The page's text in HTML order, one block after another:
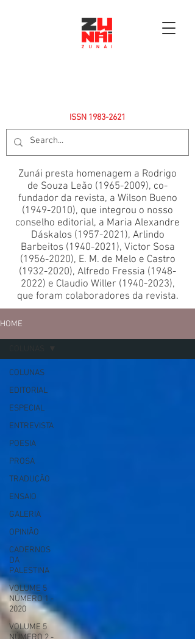
ISSN 1983-2621
Zunái presta homenagem a Rodrigo
de Souza Leão (1965-2009), co-
fundador da revista, a Wilson Bueno
(1949-2010), que integrou o nosso
conselho editorial, a Maria Alexandre
Dáskalos (1957-2021), Arlindo
Barbeitos (1940-2021), Victor Sosa
(1956-2020), E. M. de Melo e Castro
(1932-2020), Alfredo Fressia (1948-
2022) e Claudio Willer (1940-2023),
que foram colaboradores da revista.
HOME
COLUNAS
EDITORIAL
ESPECIAL
ENTREVISTA
POESIA
PROSA
TRADUÇÃO
ENSAIO
GALERIA
OPINIÃO
CADERNOS
DA
PALESTINA
VOLUME 5
NÚMERO 1 -
2020
VOLUME 5